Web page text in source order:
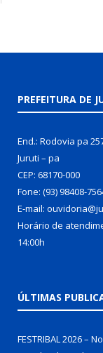
PREFEITURA DE
End.: Rodovia pa
Juruti – pa
CEP: 68170-000
Fone: (93) 98408-
E-mail:
Horário de
14:00h
ÚLTIMAS
FESTRIBAL 2026 –